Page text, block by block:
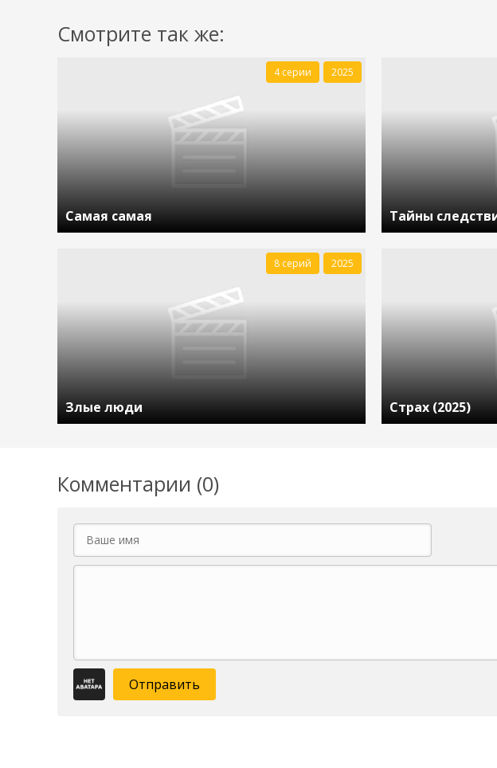
Смотрите так же:
Самая самая
4 серии 2025
Тайны
Злые люди
8 серий 2025
Страх (2025)
Комментарии (0)
Отправить